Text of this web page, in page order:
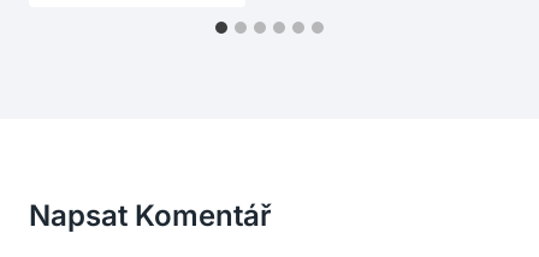
Napsat Komentář